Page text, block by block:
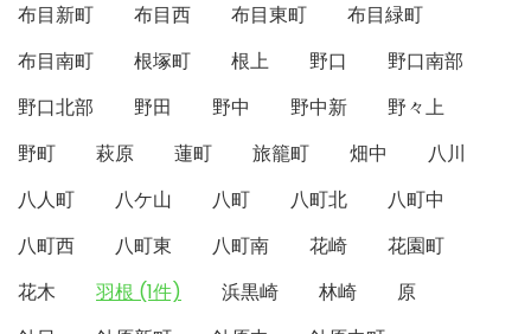
布目新町
布目西 布目東町
布目緑町
布目南町
根塚町 根上 野口
野口南部
野口北部
野田 野中 野中新
野々上
野町
萩原 蓮町 旅籠町 畑中
八川
八人町
八ケ山 八町 八町北
八町中
八町西
八町東 八町南 花崎
花園町
花木
羽根 (1件) 浜黒崎 林崎
原